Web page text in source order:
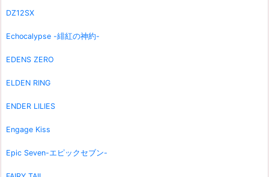
DZ12SX
Echocalypse -緋紅の神約-
EDENS ZERO
ELDEN RING
ENDER LILIES
Engage Kiss
Epic Seven-エピックセブン-